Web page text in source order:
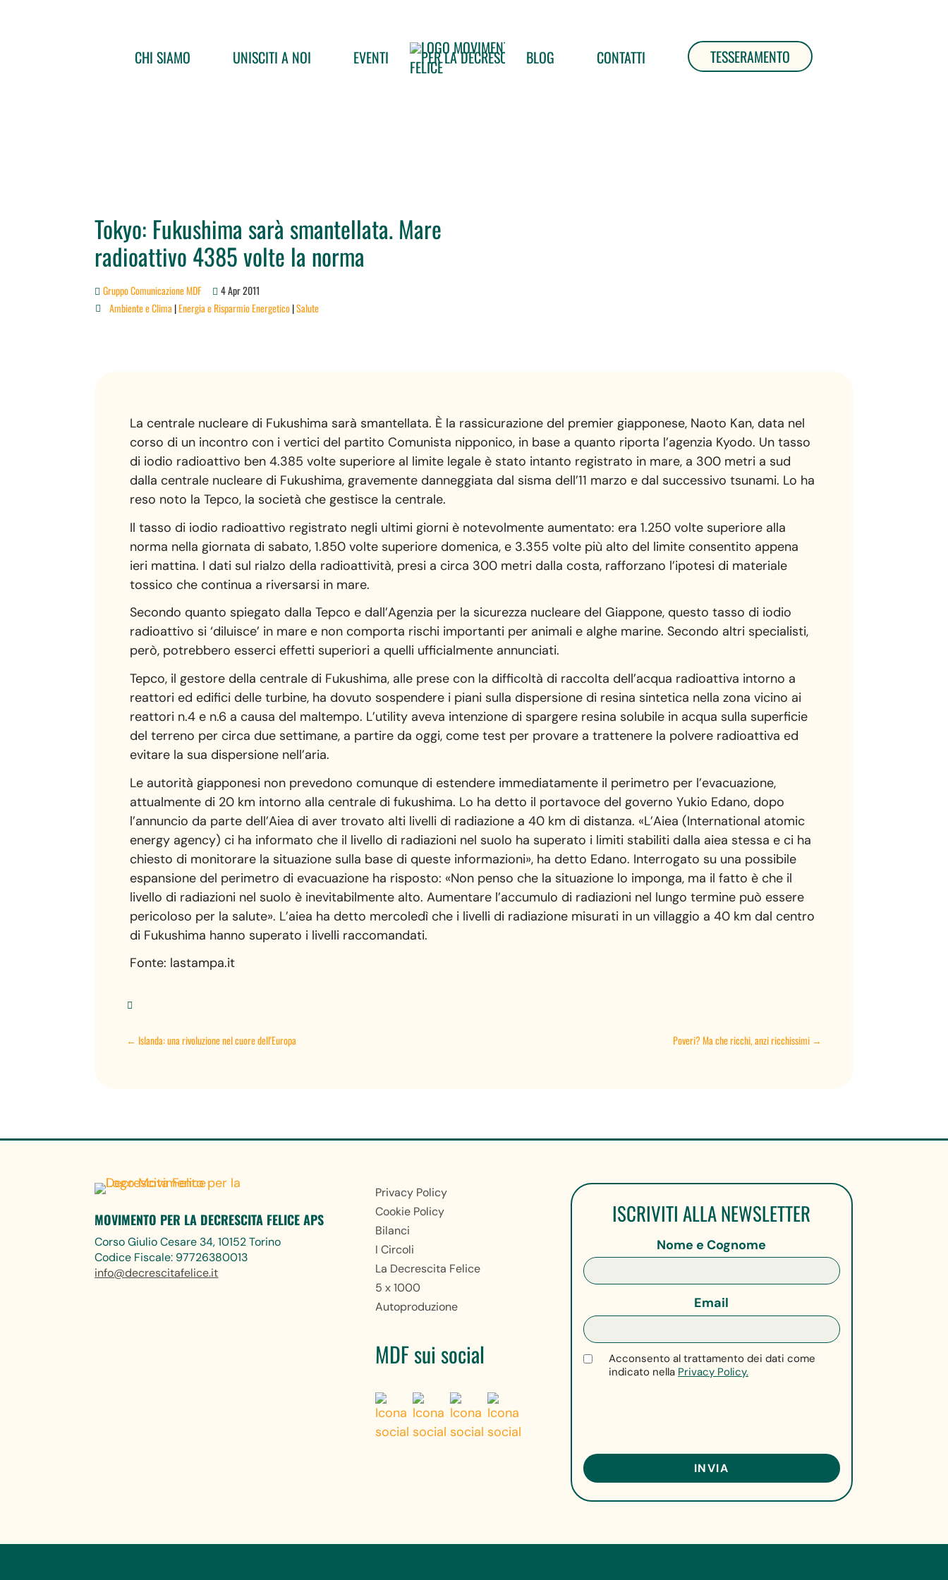
CHI SIAMO UNISCITI A NOI EVENTI BLOG CONTATTI TESSERAMENTO
Tokyo: Fukushima sarà smantellata. Mare
radioattivo 4385 volte la norma
Gruppo Comunicazione MDF 4 Apr 2011
 Ambiente e Clima|Energia e Risparmio Energetico|Salute
La centrale nucleare di Fukushima sarà smantellata. È la rassicurazione del premier giapponese, Naoto Kan, data nel
corso di un incontro con i vertici del partito Comunista nipponico, in base a quanto riporta l’agenzia Kyodo. Un tasso
di iodio radioattivo ben 4.385 volte superiore al limite legale è stato intanto registrato in mare, a 300 metri a sud
dalla centrale nucleare di Fukushima, gravemente danneggiata dal sisma dell’11 marzo e dal successivo tsunami. Lo ha
reso noto la Tepco, la società che gestisce la centrale.
Il tasso di iodio radioattivo registrato negli ultimi giorni è notevolmente aumentato: era 1.250 volte superiore alla
norma nella giornata di sabato, 1.850 volte superiore domenica, e 3.355 volte più alto del limite consentito appena
ieri mattina. I dati sul rialzo della radioattività, presi a circa 300 metri dalla costa, rafforzano l’ipotesi di materiale
tossico che continua a riversarsi in mare.
Secondo quanto spiegato dalla Tepco e dall’Agenzia per la sicurezza nucleare del Giappone, questo tasso di iodio
radioattivo si ‘diluisce’ in mare e non comporta rischi importanti per animali e alghe marine. Secondo altri specialisti,
però, potrebbero esserci effetti superiori a quelli ufficialmente annunciati.
Tepco, il gestore della centrale di Fukushima, alle prese con la difficoltà di raccolta dell’acqua radioattiva intorno a
reattori ed edifici delle turbine, ha dovuto sospendere i piani sulla dispersione di resina sintetica nella zona vicino ai
reattori n.4 e n.6 a causa del maltempo. L’utility aveva intenzione di spargere resina solubile in acqua sulla superficie
del terreno per circa due settimane, a partire da oggi, come test per provare a trattenere la polvere radioattiva ed
evitare la sua dispersione nell’aria.
Le autorità giapponesi non prevedono comunque di estendere immediatamente il perimetro per l’evacuazione,
attualmente di 20 km intorno alla centrale di fukushima. Lo ha detto il portavoce del governo Yukio Edano, dopo
l’annuncio da parte dell’Aiea di aver trovato alti livelli di radiazione a 40 km di distanza. «L’Aiea (International atomic
energy agency) ci ha informato che il livello di radiazioni nel suolo ha superato i limiti stabiliti dalla aiea stessa e ci ha
chiesto di monitorare la situazione sulla base di queste informazioni», ha detto Edano. Interrogato su una possibile
espansione del perimetro di evacuazione ha risposto: «Non penso che la situazione lo imponga, ma il fatto è che il
livello di radiazioni nel suolo è inevitabilmente alto. Aumentare l’accumulo di radiazioni nel lungo termine può essere
pericoloso per la salute». L’aiea ha detto mercoledì che i livelli di radiazione misurati in un villaggio a 40 km dal centro
di Fukushima hanno superato i livelli raccomandati.
Fonte: lastampa.it

← Islanda: una rivoluzione nel cuore dell'Europa Poveri? Ma che ricchi, anzi ricchissimi→
MOVIMENTO PER LA DECRESCITA FELICE APS
Corso Giulio Cesare 34, 10152 Torino
Codice Fiscale: 97726380013
info@decrescitafelice.it
Privacy Policy
Cookie Policy
Bilanci
I Circoli
La Decrescita Felice
5 x 1000
Autoproduzione
MDF sui social
ISCRIVITI ALLA NEWSLETTER
Nome e Cognome
Email
Acconsento al trattamento dei dati come
indicato nella Privacy Policy.